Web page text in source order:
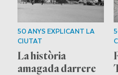
50 ANYS EXPLICANT LA
CIUTAT
La història
amagada darrere